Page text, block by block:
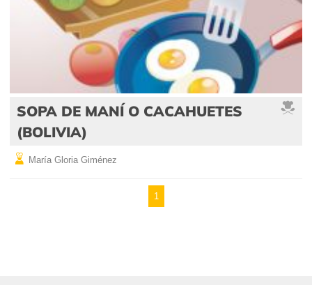
SOPA DE MANÍ O CACAHUETES
(BOLIVIA)
María Gloria Giménez
1